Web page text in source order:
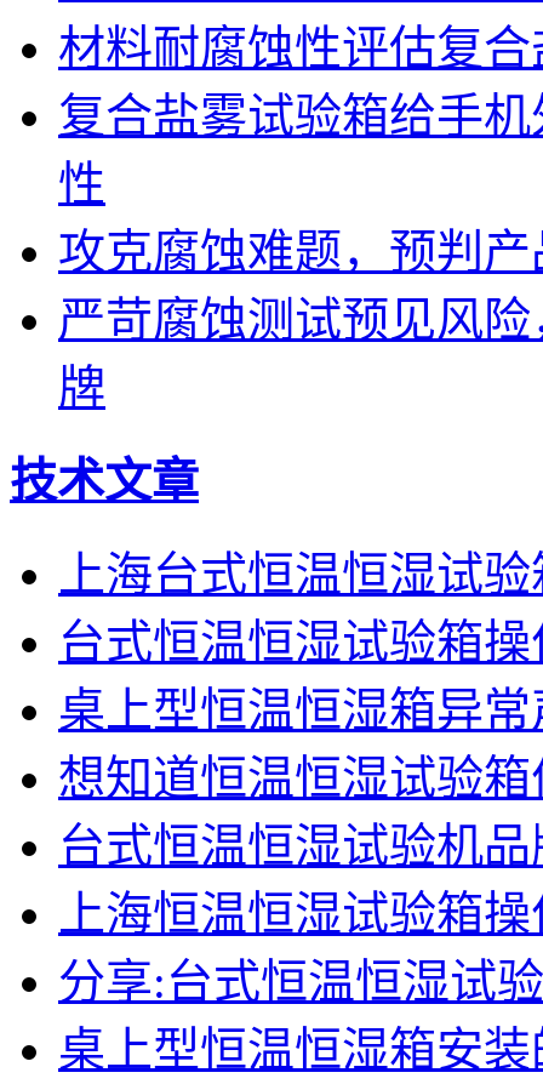
材料耐腐蚀性评估复
复合盐雾试验箱给手
性
攻克腐蚀难题，预判
严苛腐蚀测试预见风
牌
技术文章
上海台式恒温恒湿试
台式恒温恒湿试验箱
桌上型恒温恒湿箱异
想知道恒温恒湿试验
台式恒温恒湿试验机
上海恒温恒湿试验箱
分享:台式恒温恒湿试
桌上型恒温恒湿箱安